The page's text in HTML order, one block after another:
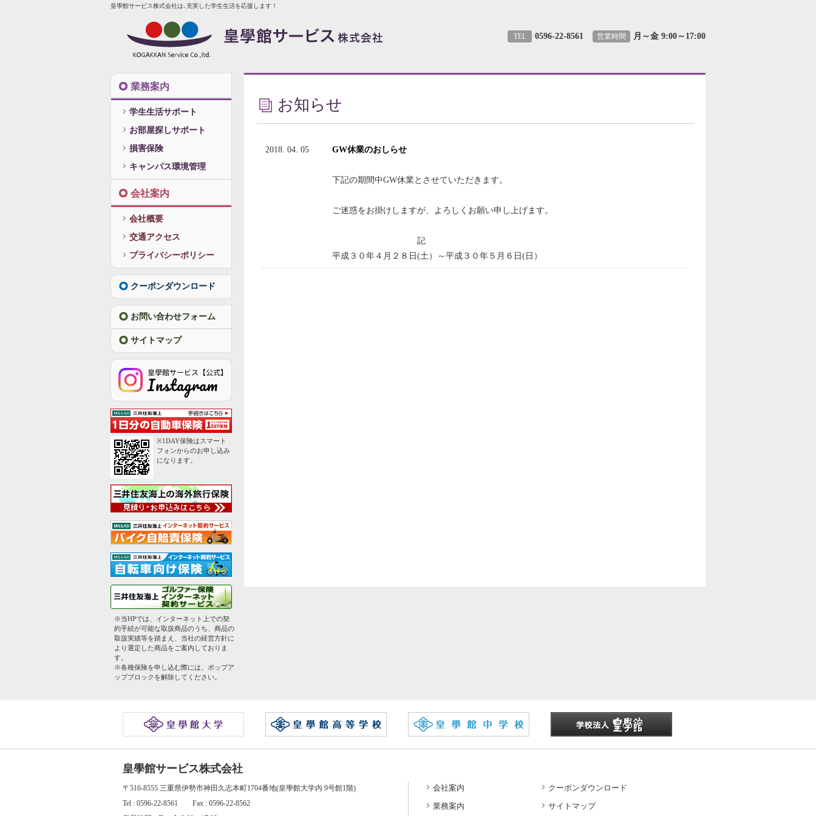
皇學館サービス株式会社は､充実した学生生活を応援します！
TEL 0596-22-8561 営業時間 月～金 9:00～17:00
業務案内
学生生活サポート
お部屋探しサポート
損害保険
キャンパス環境管理
会社案内
会社概要
交通アクセス
プライバシーポリシー
クーポンダウンロード
お問い合わせフォーム
サイトマップ
※1DAY保険はスマート
フォンからのお申し込み
になります。
※当HPでは、インターネット上での契
約手続が可能な取扱商品のうち、商品の
取扱実績等を踏まえ、当社の経営方針に
より選定した商品をご案内しておりま
す。
※各種保険を申し込む際には、ポップア
ップブロックを解除してください。
お知らせ
2018. 04. 05 GW休業のおしらせ
下記の期間中GW休業とさせていただきます。
ご迷惑をお掛けしますが、よろしくお願い申し上げます。
記
平成３０年４月２８日(土）～平成３０年５月６日(日）
皇學館サービス株式会社
〒516-8555 三重県伊勢市神田久志本町1704番地(皇學館大学内 9号館1階)
Tel : 0596-22-8561 Fax : 0596-22-8562
会社案内
業務案内
クーポンダウンロード
サイトマップ